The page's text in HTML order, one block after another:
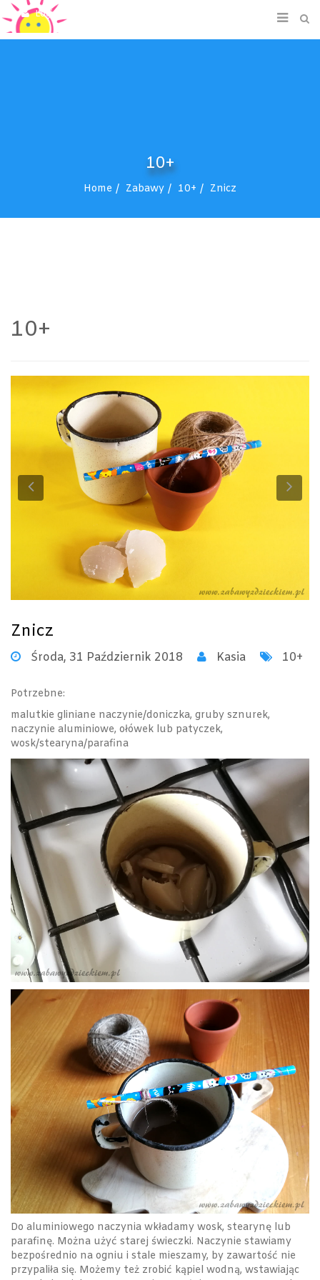
Login/Signup
10+
Home Zabawy 10+ Znicz
10+
Previous
Znicz
Środa, 31 Październik 2018 Kasia 10+
Potrzebne:
malutkie gliniane naczynie/doniczka, gruby sznurek,
naczynie aluminiowe, ołówek lub patyczek,
wosk/stearyna/parafina
Do aluminiowego naczynia wkładamy wosk, stearynę lub
parafinę. Można użyć starej świeczki. Naczynie stawiamy
bezpośrednio na ogniu i stale mieszamy, by zawartość nie
przypaliła się. Możemy też zrobić kąpiel wodną, wstawiając